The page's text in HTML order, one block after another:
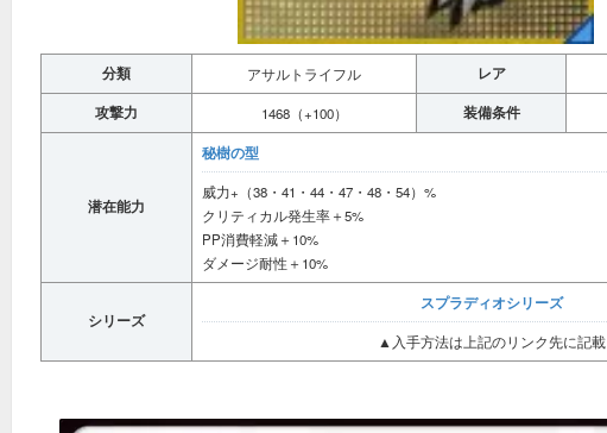
分類 アサルトライフル レア
攻撃力 1468（+100） 装備条件
潜在能力
秘樹の型
威力+（38・41・44・47・48・54）%
クリティカル発生率＋5%
PP消費軽減＋10%
ダメージ耐性＋10%
シリーズ
スプラディオシリーズ
▲入手方法は上記のリンク先に記載